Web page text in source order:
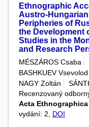
Ethnographic
Austro-
Peripheries of
the Development
Studies in the
and Research
MÉSZÁROS Csaba
BASHKUEV Vsevolod
NAGY Zoltán
Recenzovaný
Acta
vydání: 2, DOI